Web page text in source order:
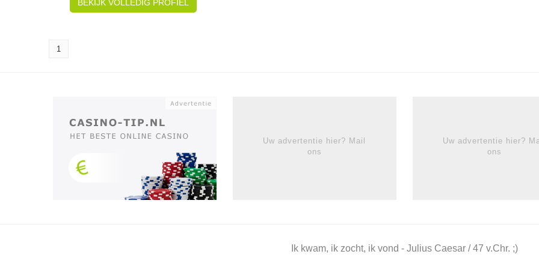
BEKIJK VOLLEDIG PROFIEL
1
Uw advertentie hier? Mail
ons
Uw advertentie hier?
ons
Ik kwam, ik zocht, ik vond - Julius Caesar / 47 v.Chr. ;)